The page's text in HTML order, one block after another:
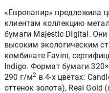
«Европапир» предложила
клиентам коллекцию
бумаги Majestic Digital.
высоким экологическим
комбинате Favini,
Indigo. Формат бумаги
290 г/м2 в 4-х цветах:
оттенок золота), Real Gold